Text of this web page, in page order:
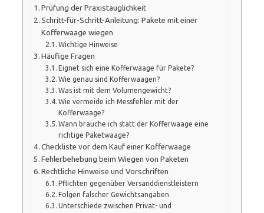
Prüfung der Praxistauglichkeit
Schritt-für-Schritt-Anleitung: Pakete mit einer
Kofferwaage wiegen
Wichtige Hinweise
Häufige Fragen
Eignet sich eine Kofferwaage für Pakete?
Wie genau sind Kofferwaagen?
Was ist mit dem Volumengewicht?
Wie vermeide ich Messfehler mit der
Kofferwaage?
Wann brauche ich statt der Kofferwaage eine
richtige Paketwaage?
Checkliste vor dem Kauf einer Kofferwaage
Fehlerbehebung beim Wiegen von Paketen
Rechtliche Hinweise und Vorschriften
Pflichten gegenüber Versanddienstleistern
Folgen falscher Gewichtsangaben
Unterschiede zwischen Privat- und